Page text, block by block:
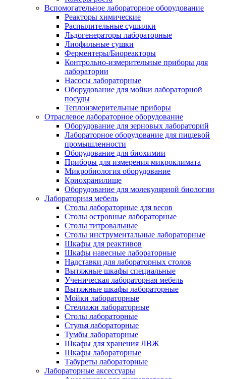
Вспомогательное лабораторное оборудование
Реакторы химические
Распылительные сушилки
Льдогенераторы лабораторные
Лиофильные сушки
Ферментеры/Биореакторы
Контрольно-измерительные приборы для
лаборатории
Насосы лабораторные
Оборудование для мойки лабораторной
посуды
Теплоизмерительные приборы
Отраслевое лабораторное оборудование
Оборудование для зерновых лабораторий
Лабораторное оборудование для пищевой
промышленности
Оборудование для биохимии
Приборы для измерения микроклимата
Микробиология оборудование
Криохранилище
Оборудование для молекулярной биологии
Лабораторная мебель
Столы лабораторные для весов
Столы островные лабораторные
Столы титровальные
Столы инструментальные лабораторные
Шкафы для реактивов
Шкафы навесные лабораторные
Надставки для лабораторных столов
Вытяжные шкафы специальные
Ученическая лабораторная мебель
Вытяжные шкафы лабораторные
Мойки лабораторные
Стеллажи лабораторные
Столы лабораторные
Стулья лабораторные
Тумбы лабораторные
Шкафы для хранения ЛВЖ
Шкафы лабораторные
Табуреты лабораторные
Лабораторные аксессуары